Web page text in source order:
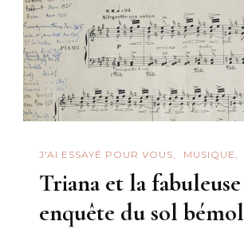
J'AI ESSAYÉ POUR VOUS MUSIQUE
Triana et la fabuleuse
enquête du sol bémol